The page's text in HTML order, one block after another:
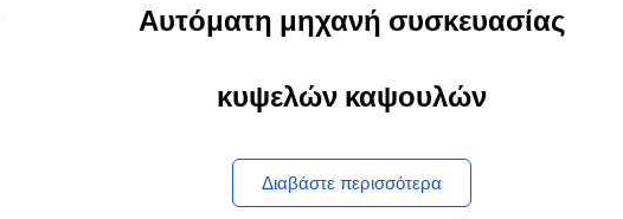
Αυτόματη μηχανή συσκευασίας
κυψελών καψουλών
Διαβάστε περισσότερα